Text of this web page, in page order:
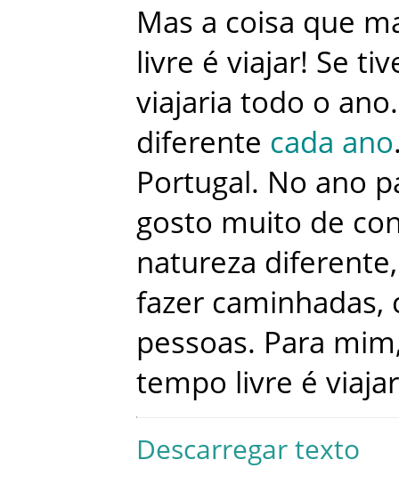
Mas a coisa que
livre é viajar! Se
viajaria todo o ano.
diferente cada ano
Portugal. No ano
gosto muito de
natureza diferente,
fazer caminhadas,
pessoas. Para mim
tempo livre é viajar
Descarregar texto